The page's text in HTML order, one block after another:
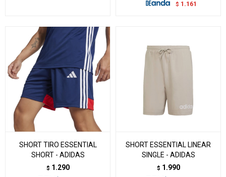
$ 1.161
SHORT TIRO ESSENTIAL
SHORT - ADIDAS
$ 1.290
SHORT ESSENTIAL LINEAR
SINGLE - ADIDAS
$ 1.990